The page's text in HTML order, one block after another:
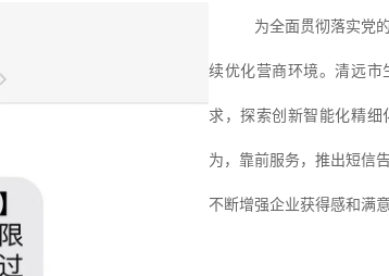
为全面贯彻落实党
续优化营商环境。清远
求，探索创新智能化精
为，靠前服务，推出短信
不断增强企业获得感和满